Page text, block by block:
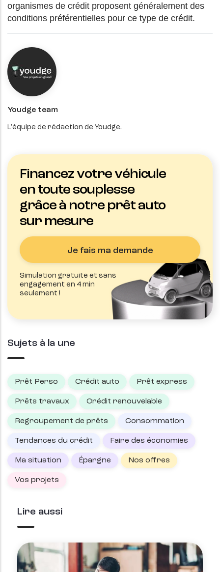
organismes de crédit proposent généralement des
conditions préférentielles pour ce type de crédit.
Youdge team
L'équipe de rédaction de Youdge.
Financez votre véhicule
en toute souplesse
grâce à notre prêt auto
sur mesure
Je fais ma demande
Simulation gratuite et sans
engagement en 4 min
seulement !
Sujets à la une
Prêt Perso Crédit auto Prêt express
Prêts travaux Crédit renouvelable
Regroupement de prêts Consommation
Tendances du crédit Faire des économies
Ma situation Épargne Nos offres
Vos projets
Lire aussi